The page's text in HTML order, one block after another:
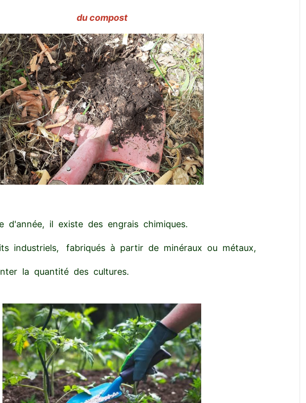
du compost
d'année, il existe des engrais chimiques.
industriels, fabriqués à partir de minéraux ou métaux,
la quantité des cultures.